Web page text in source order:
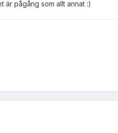
är pågång som allt annat :)